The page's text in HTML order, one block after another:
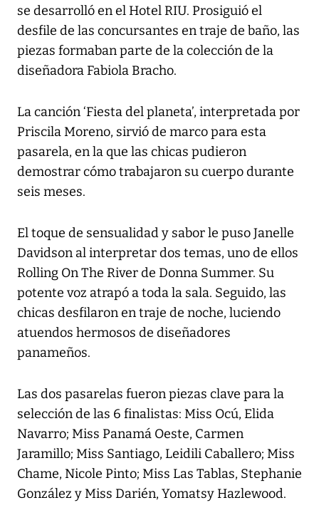
se desarrolló en el Hotel RIU. Prosiguió el
desfile de las concursantes en traje de baño, las
piezas formaban parte de la colección de la
diseñadora Fabiola Bracho.
La canción ‘Fiesta del planeta’, interpretada por
Priscila Moreno, sirvió de marco para esta
pasarela, en la que las chicas pudieron
demostrar cómo trabajaron su cuerpo durante
seis meses.
El toque de sensualidad y sabor le puso Janelle
Davidson al interpretar dos temas, uno de ellos
Rolling On The River de Donna Summer. Su
potente voz atrapó a toda la sala. Seguido, las
chicas desfilaron en traje de noche, luciendo
atuendos hermosos de diseñadores
panameños.
Las dos pasarelas fueron piezas clave para la
selección de las 6 finalistas: Miss Ocú, Elida
Navarro; Miss Panamá Oeste, Carmen
Jaramillo; Miss Santiago, Leidili Caballero; Miss
Chame, Nicole Pinto; Miss Las Tablas, Stephanie
González y Miss Darién, Yomatsy Hazlewood.